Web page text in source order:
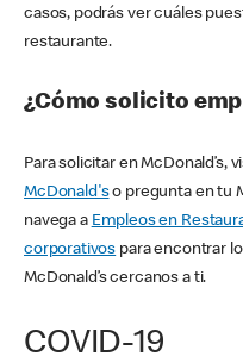
casos, podrás ver cuáles
restaurante.
¿Cómo solicito
Para solicitar en McDonald’s,
McDonald'so pregunta en tu
navega a Empleos en
corporativos para encontrar
McDonald’s cercanos a ti.
COVID-19